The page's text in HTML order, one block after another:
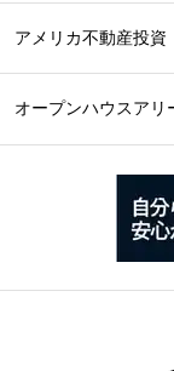
アメリカ不動産投資
オープンハウスアリ